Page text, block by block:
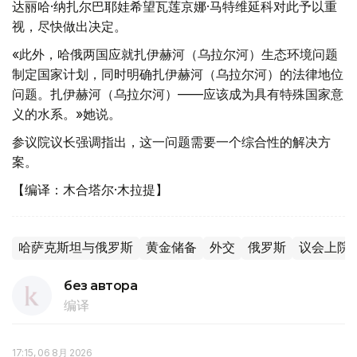
达丽哈·纳扎尔巴耶娃希望瓦莲京娜·马特维延科对此予以重
视，尽快做出决定。
«此外，哈俄两国应就扎伊赫河（乌拉尔河）生态环境问题
制定国家计划，同时明确扎伊赫河（乌拉尔河）的法律地位
问题。扎伊赫河（乌拉尔河）——应该成为具有特殊国家意
义的水系。»她说。
参议院议长强调指出，这一问题需要一个综合性的解决方
案。
【编译：木合塔尔·木拉提】
哈萨克斯坦与俄罗斯 黄金储备 外交 俄罗斯 议会上院
без автора
编译
17:15, 06 8月 2026